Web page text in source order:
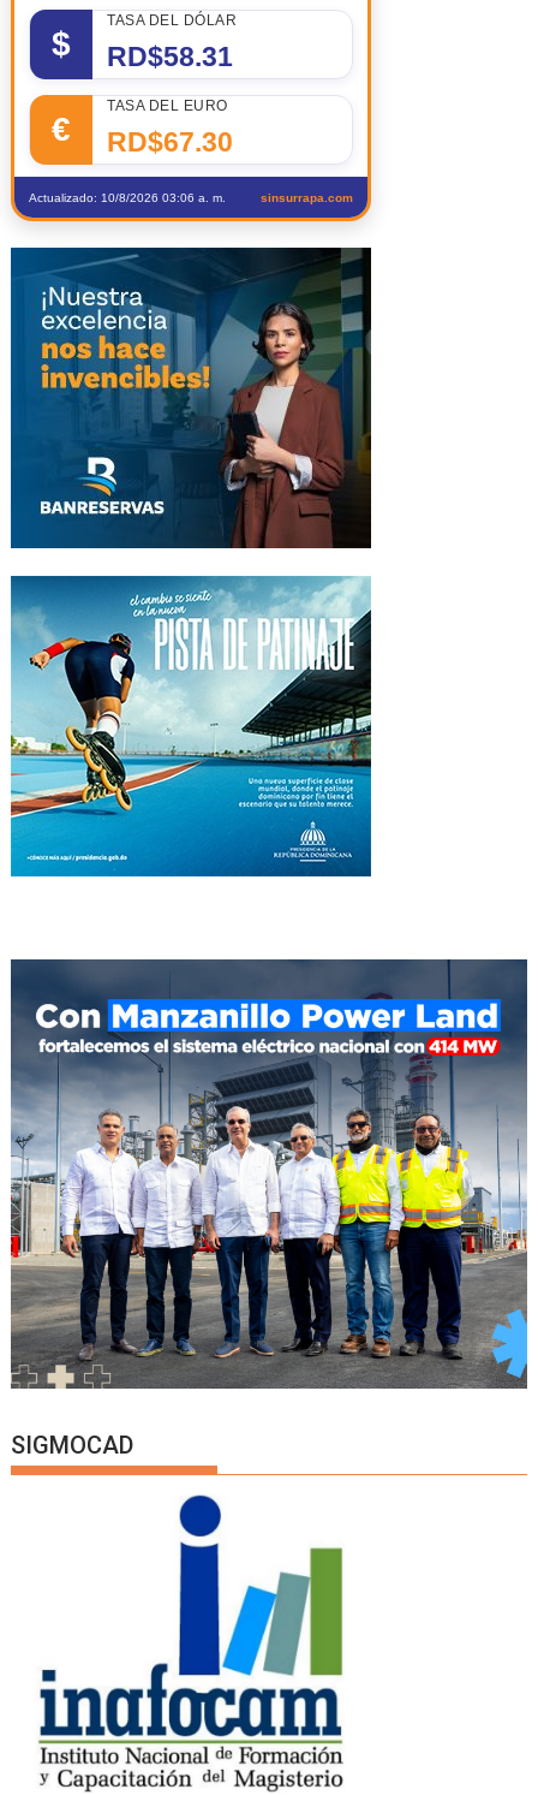
$
TASA DEL DÓLAR
RD$58.31
€
TASA DEL EURO
RD$67.30
Actualizado: 10/8/2026 03:06 a. m. sinsurrapa.com
SIGMOCAD